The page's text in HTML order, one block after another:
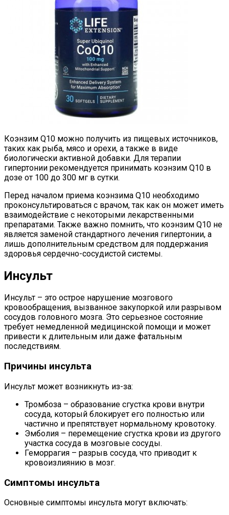
Коэнзим Q10 можно получить из пищевых источников,
таких как рыба, мясо и орехи, а также в виде
биологически активной добавки. Для терапии
гипертонии рекомендуется принимать коэнзим Q10 в
дозе от 100 до 300 мг в сутки.
Перед началом приема коэнзима Q10 необходимо
проконсультироваться с врачом, так как он может иметь
взаимодействие с некоторыми лекарственными
препаратами. Также важно помнить, что коэнзим Q10 не
является заменой стандартного лечения гипертонии, а
лишь дополнительным средством для поддержания
здоровья сердечно-сосудистой системы.
Инсульт
Инсульт – это острое нарушение мозгового
кровообращения, вызванное закупоркой или разрывом
сосудов головного мозга. Это серьезное состояние
требует немедленной медицинской помощи и может
привести к длительным или даже фатальным
последствиям.
Причины инсульта
Инсульт может возникнуть из-за:
Тромбоза – образование сгустка крови внутри
сосуда, который блокирует его полностью или
частично и препятствует нормальному кровотоку.
Эмболия – перемещение сгустка крови из другого
участка сосуда в мозговые сосуды.
Геморрагия – разрыв сосуда, что приводит к
кровоизлиянию в мозг.
Симптомы инсульта
Основные симптомы инсульта могут включать: